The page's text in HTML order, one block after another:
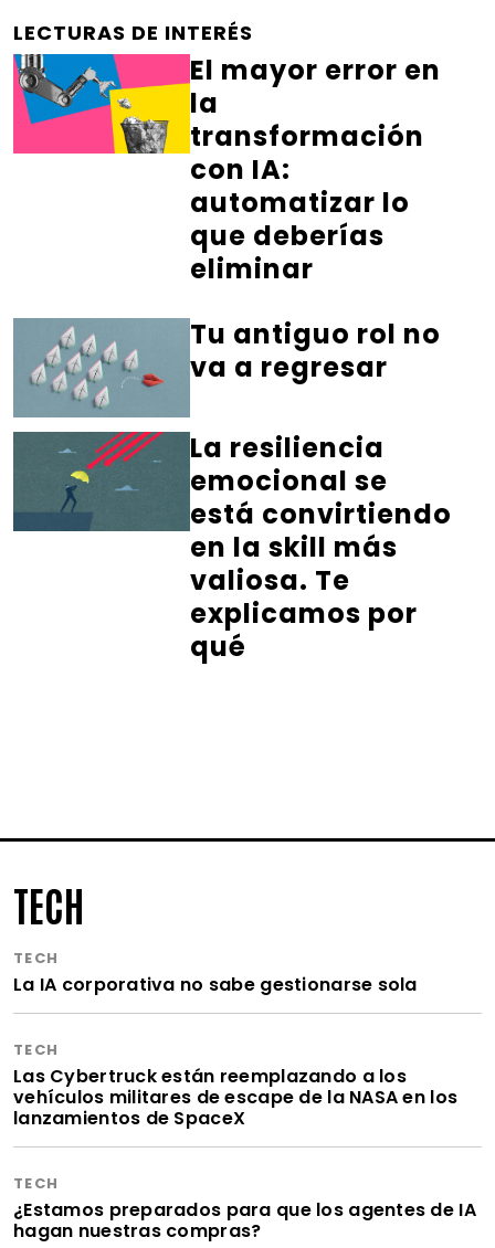
LECTURAS DE INTERÉS
El mayor error en
la
transformación
con IA:
automatizar lo
que deberías
eliminar
Tu antiguo rol no
va a regresar
La resiliencia
emocional se
está convirtiendo
en la skill más
valiosa. Te
explicamos por
qué
TECH
TECH
La IA corporativa no sabe gestionarse sola
TECH
Las Cybertruck están reemplazando a los
vehículos militares de escape de la NASA en los
lanzamientos de SpaceX
TECH
¿Estamos preparados para que los agentes de IA
hagan nuestras compras?